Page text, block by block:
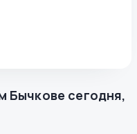
Бычкове сегодня,